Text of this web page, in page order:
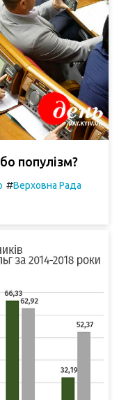
популізм?
#Верховна Рада